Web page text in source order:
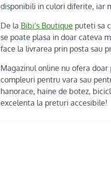
disponibili in culori diferite, iar
De la Bibi’s Boutique puteti sa
se poate plasa in doar cateva
face la livrarea prin posta sau
Magazinul online nu ofera
compleuri pentru vara sau
hanorace, haine de botez,
excelenta la preturi accesibile!